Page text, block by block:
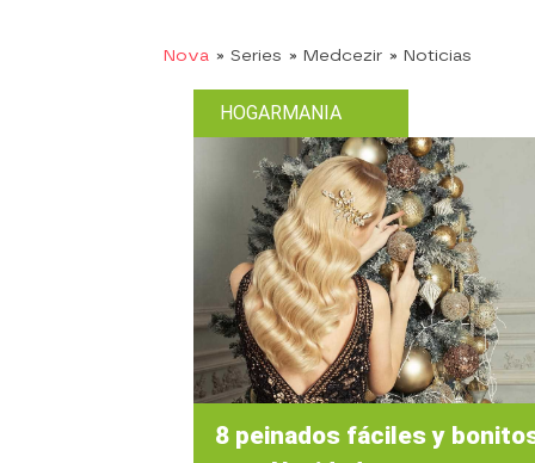
Nova » Series » Medcezir » Noticias
HOGARMANIA
8 peinados fáciles y